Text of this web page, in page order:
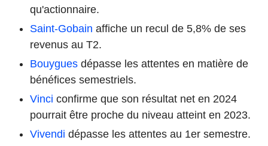
qu'actionnaire.
Saint-Gobain affiche un recul de 5,8% de ses
revenus au T2.
Bouygues dépasse les attentes en matière de
bénéfices semestriels.
Vinci confirme que son résultat net en 2024
pourrait être proche du niveau atteint en 2023.
Vivendi dépasse les attentes au 1er semestre.